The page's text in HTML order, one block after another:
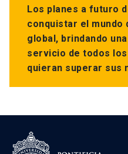
Los planes a futuro
conquistar el mundo
global, brindando
servicio de todos
quieran superar sus